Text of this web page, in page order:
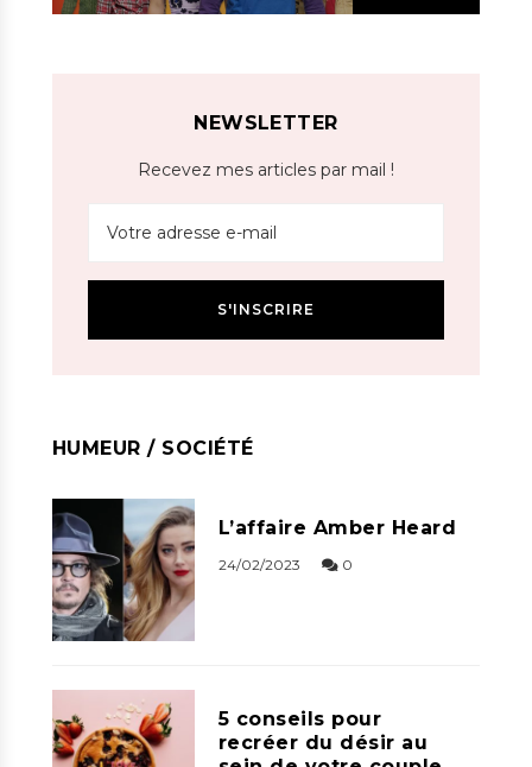
NEWSLETTER
Recevez mes articles par mail !
HUMEUR / SOCIÉTÉ
L’affaire Amber Heard
24/02/2023 0
5 conseils pour
recréer du désir au